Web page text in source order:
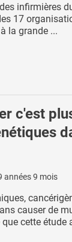
infirmières
17
la grande ...
c'est
années 9 mois
causer de
cette étude